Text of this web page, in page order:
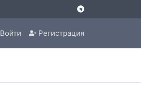
Войти Регистрация